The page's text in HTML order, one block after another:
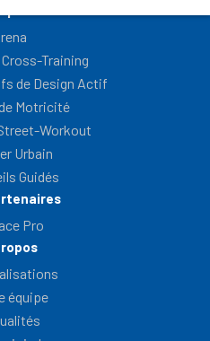
Training
de Design Actif
Motricité
Workout
Urbain
Guidés
Pro
équipe